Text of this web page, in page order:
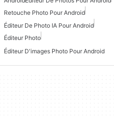
Retouche Photo Pour Android
Éditeur De Photo IA Pour Android
Éditeur Photo
Éditeur D'images Photo Pour Android